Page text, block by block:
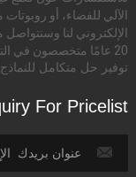
الإلكتروني لنا وسنتواصل معك
20 عامًا متخصصون في التصنيع المخصص
توفير حل متكامل
For Pricelist